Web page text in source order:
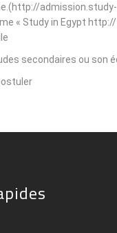
admission.study-
« Study in Egypt
secondaires ou son